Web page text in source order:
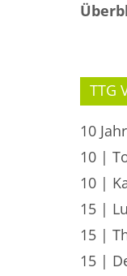
TTG
10
10 |
10 |
15 |
15 |
15 |